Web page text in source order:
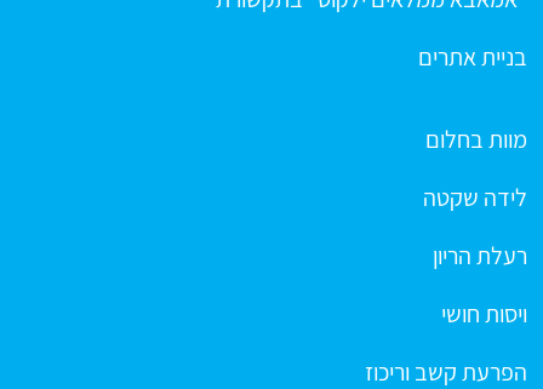
בניית אתרים
מוות בחלום
לידה שקטה
רעלת הריון
ויסות חושי
הפרעת קשב וריכוז